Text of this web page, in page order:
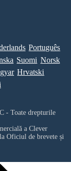
Português
Suomi Norsk
Hrvatski
- Toate drepturile
a Clever
Oficiul de brevete și